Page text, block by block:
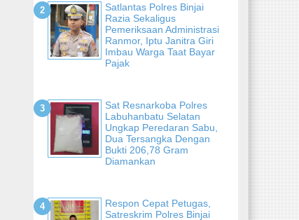
Satlantas Polres Binjai
Razia Sekaligus
Pemeriksaan Administrasi
Ranmor, Iptu Janitra Giri
Imbau Warga Taat Bayar
Pajak
Sat Resnarkoba Polres
Labuhanbatu Selatan
Ungkap Peredaran Sabu,
Dua Tersangka Dengan
Bukti 206,78 Gram
Diamankan
Respon Cepat Petugas,
Satreskrim Polres Binjai